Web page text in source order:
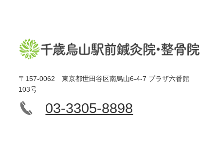
〒157-0062 東京都世田谷区南烏山6-4-7 プラザ六番館
103号
03-3305-8898